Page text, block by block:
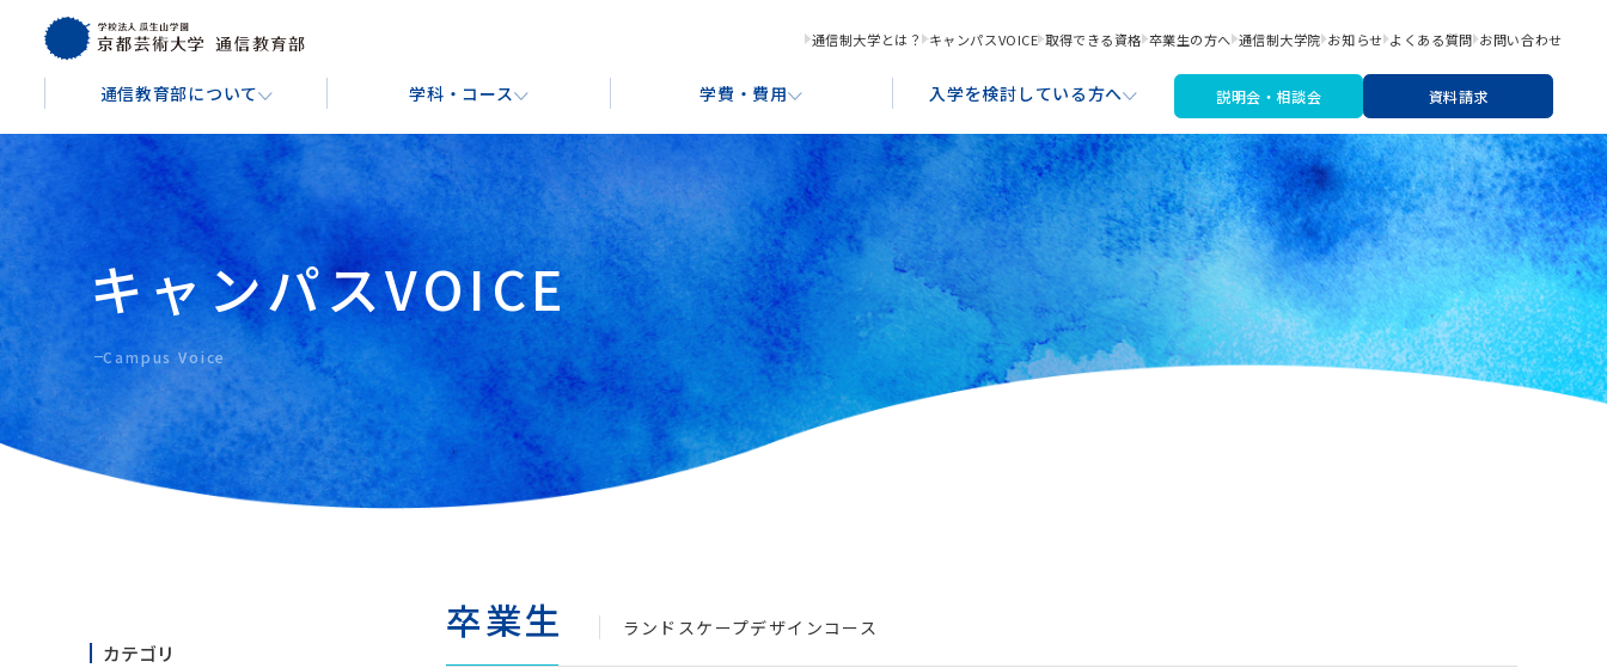
通信制大学とは？ キャンパスVOICE 取得できる資格 卒業生の方へ 通信制大学院 お知らせ よくある質問 お問い合わせ
通信教育部について
通信教育部について
About
通信教育部の学び方 学習サポート 就職サポート
キャンパスガイド アクセス案内 ポリシー
バーチャル背景ダウンロード
学科・コース
学科・コース
Course
芸術教養学科
芸術教養コース
博物館学実践コース
文化コンテンツ創造学科
音楽コース
イラストレーションコース
映像コース
グラフィックデザインコース
書画コース
文芸コース
日本画コース 染織コース
学費・費用
学費・費用
Tuition & Fees
入学金・授業料 奨学金制度・ローンのご案内 教材・機材費
入学を検討している方へ
入学を検討している方へ
For Prospective Students
出願手続きについて 入学形態と出願資格 あなたにあった入学検討ステップ
説明会・相談会 資料請求
キャンパスVOICE
Campus Voice
卒業生 ランドスケープデザインコース
カテゴリ